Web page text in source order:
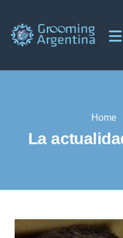
Home
La